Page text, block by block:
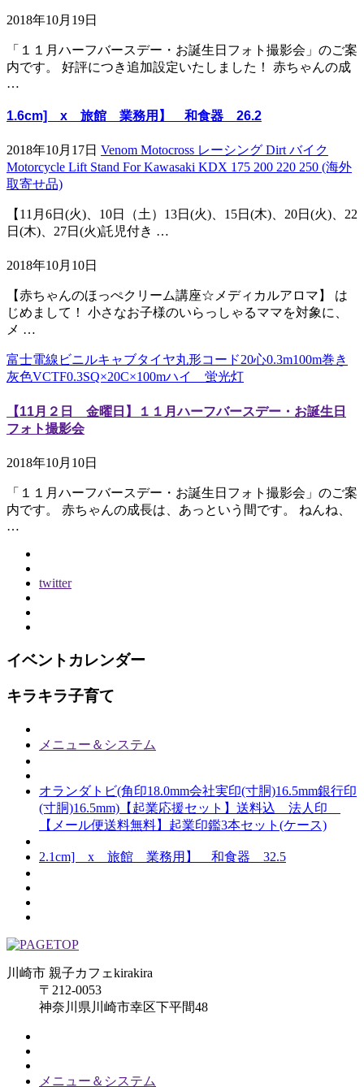
2018年10月19日
「１１月ハーフバースデー・お誕生日フォト撮影会」のご案
内です。 好評につき追加設定いたしました！ 赤ちゃんの成
…
1.6cm] x 旅館 業務用】 和食器 26.2
2018年10月17日 Venom Motocross レーシング Dirt バイク
Motorcycle Lift Stand For Kawasaki KDX 175 200 220 250 (海外
取寄せ品)
【11月6日(火)、10日（土）13日(火)、15日(木)、20日(火)、22
日(木)、27日(火)託児付き …
2018年10月10日
【赤ちゃんのほっぺクリーム講座☆メディカルアロマ】 は
じめまして！ 小さなお子様のいらっしゃるママを対象に、
メ …
富士電線ビニルキャブタイヤ丸形コード20心0.3m100m巻き
灰色VCTF0.3SQ×20C×100mハイ 蛍光灯
【11月２日 金曜日】１１月ハーフバースデー・お誕生日
フォト撮影会
2018年10月10日
「１１月ハーフバースデー・お誕生日フォト撮影会」のご案
内です。 赤ちゃんの成長は、あっという間です。 ねんね、
…
twitter
イベントカレンダー
キラキラ子育て
メニュー＆システム
オランダトビ(角印18.0mm会社実印(寸胴)16.5mm銀行印
(寸胴)16.5mm)【起業応援セット】送料込 法人印
【メール便送料無料】起業印鑑3本セット(ケース)
2.1cm] x 旅館 業務用】 和食器 32.5
川崎市 親子カフェkirakira
〒212-0053
神奈川県川崎市幸区下平間48
メニュー＆システム